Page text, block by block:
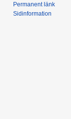
Permanent länk
Sidinformation